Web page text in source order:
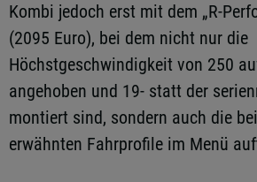
Kombi jedoch erst mit dem „R-
(2095 Euro), bei dem nicht nur die
Höchstgeschwindigkeit von 250
angehoben und 19- statt der
montiert sind, sondern auch die
erwähnten Fahrprofile im Menü